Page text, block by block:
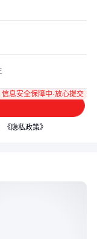
信息安全保障中·放心提交
《隐私政策》